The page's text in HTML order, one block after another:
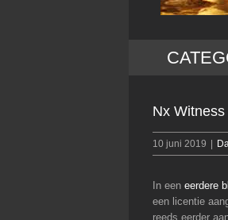
Nx
10 juni 2019
In een eerdere
een licentie
reeds eerder